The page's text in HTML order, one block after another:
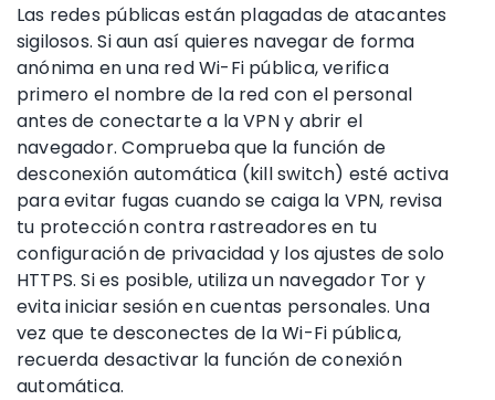
Las redes públicas están plagadas de atacantes
sigilosos. Si aun así quieres navegar de forma
anónima en una red Wi-Fi pública, verifica
primero el nombre de la red con el personal
antes de conectarte a la VPN y abrir el
navegador. Comprueba que la función de
desconexión automática (kill switch) esté activa
para evitar fugas cuando se caiga la VPN, revisa
tu protección contra rastreadores en tu
configuración de privacidad y los ajustes de solo
HTTPS. Si es posible, utiliza un navegador Tor y
evita iniciar sesión en cuentas personales. Una
vez que te desconectes de la Wi-Fi pública,
recuerda desactivar la función de conexión
automática.